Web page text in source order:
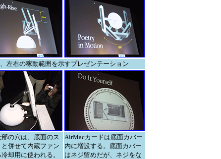
左右の稼動範囲を示すプレゼンテーション
の穴は、底面のス
と併せて内蔵ファン
却用に使われる。
AirMacカードは底面カバー
内に増設する。底面カバー
はネジ留めだが、ネジをな